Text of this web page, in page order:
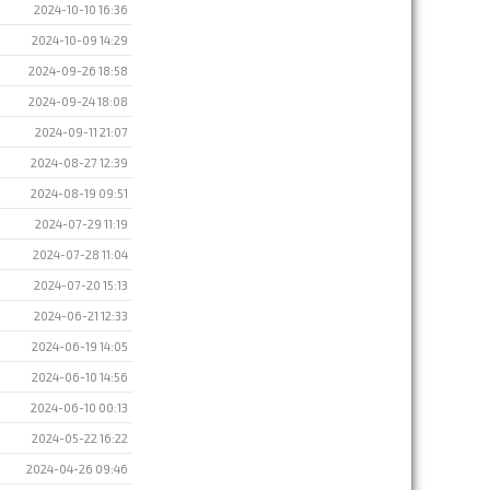
2024-10-10 16:36
2024-10-09 14:29
2024-09-26 18:58
2024-09-24 18:08
2024-09-11 21:07
2024-08-27 12:39
2024-08-19 09:51
2024-07-29 11:19
2024-07-28 11:04
2024-07-20 15:13
2024-06-21 12:33
2024-06-19 14:05
2024-06-10 14:56
2024-06-10 00:13
2024-05-22 16:22
2024-04-26 09:46